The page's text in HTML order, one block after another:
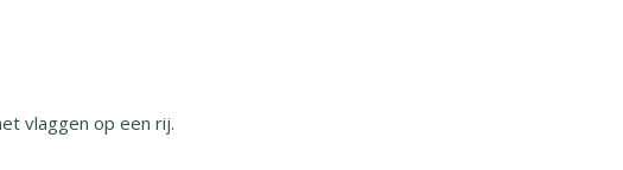
vlaggen op een rij.